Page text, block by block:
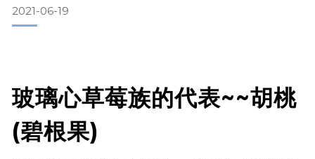
瓶啤酒，伴著不時的火車聲，那算是一天最歡樂的時光，在當
時有些店家會提供或招待正餐吃完，只剩喝酒話當年的顧客，
2021-06-19
玻璃心草莓族的代表~~胡桃
(碧根果)